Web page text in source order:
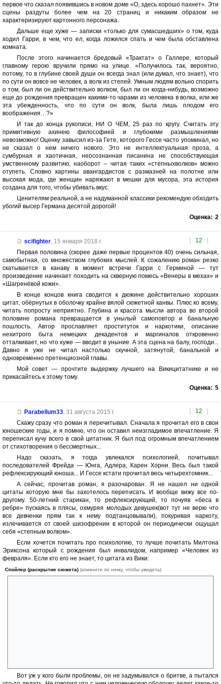
первое что сказал появившись в новом доме «О, здесь хорошо пахнет». Эти
сцены раздуты более чем на 20 страниц и никаким образом не
характеризируют картонного персонажа.
Дальше еще хуже — записки «только для сумасшедших» о том, куда
ходил Гарри, в чем, что ел, когда ложился спать и чем была обставлена
комната.
После этого начинается бредовый «Трактат» о Галлере, который
главному герою вручили прямо на улице. «Получилось так, вероятно,
потому, то в глубине своей души он всегда знал (или думал, что знает), что
по сути он вовсе не человек, а волк из степей. Умным людям вольно спорить
о том, был ли он действительно волком, был ли он когда-нибудь, возможно
еще до рождения превращен какими-то чарами из человека в волка, или же
эта убежденность, что по сути он волк, была лишь плодом его
воображения…?»
И так до конца рукописи, НИ О ЧЕМ, 25 раз по кругу. Считать эту
примитивную ахинею философией и глубокими размышлениями
невозможно! Оценку завысил из-за Гете, которого Гессе часто упоминал, но
не сказал о нем ничего нового. Это не интеллектуальная проза, а
сумбурная и хаотичная, неосознанная писанина не способствующая
умственному развитию, наоборот – читая таких «степныхволков» можно
отупеть. Словно картины авангардистов с размазней на полотне или
высокая мода, где женщин наряжают в мешки для мусора, эта история
создана для того, чтобы убивать вкус.
Ценителям реальной, а не надуманной классики рекомендую обходить
убогий высер Германа десятой дорогой!
Оценка: 2
[ 12 ]
scifighter, 15 января 2018 г.
Первая половина (скорее даже первые процентов 40) очень сильная,
самобытная, со множеством глубоких мыслей. К сожалению роман резко
скатывается в канаву в момент встречи Гарри с Герминой — тут
произведение начинает походить на скверную помесь «Венеры в мехах» и
«Шагренёвой кожи».
В конце концов книга сводится к дюжине действительно хороших
цитат, обёрнутых в оболочку крайне вялой сюжетной канвы. Плюс ко всему,
читать попросту неприятно. Глубина и красота мысли автора во второй
половине романа превращается в унылый самоповтор и банальную
пошлость. Автор прославляет проституток и наркотики, описание
нехитрого быта немецких декадентов и маргиналов откровенно
отталкивает, но что хуже — вводит в уныние. А эта сцена на балу, господи...
Давно я уже не читал настолько скучной, затянутой, банальной и
одновременно претенциозной главы.
Мой совет — прочтите выдержку лучшего на Викицитатнике и не
прикасайтесь к этому тому.
Оценка: 5
[ 12 ]
Parabellum33, 31 августа 2015 г.
Скажу сразу что роман я перечитывал. Сначала я прочитал его в свои
юношеские годы, и я помню, что он оставил неизгладимое впечатление. Я
переписал кучу всего в свой цитатник. Я был под огромным впечатлением
от стихотворения о бессмертных...
Надо сказать, я тогда увлекался психологией, почитывал
последователей Фрейда — Юнга, Адлера, Карен Хорни. Весь был такой
рефлексирующий юноша... И Гессе кстати прочитал весь четырехтомник...
А сейчас, прочитав роман, я разочарован. Я не нашел ни одной
цитаты которую мне бы захотелось переписать. И вообще вижу все по-
другому. 50-летний старикан, то рефлексирующий, то почуяв «беса в
ребре» пускаясь в плясы, охмуряя молодых девушек(вот тут не верю что
все девченки прям так к нему подтанцовывали), покуривая наркоту,
излечивается от своей шизофрении в которой он периодически ощущал
себя «степным волком».
Если хочется почитать про психологию, то лучше почитать Милтона
Эриксона который с рождения был инвалидом, например «Человек из
февраля». Если кто его не знает, то цитата из Вики:
Спойлер (раскрытие сюжета) (кликните по нему, чтобы увидеть)
Вот уж у кого были проблемы, он не задумывался о бритве, а пытался